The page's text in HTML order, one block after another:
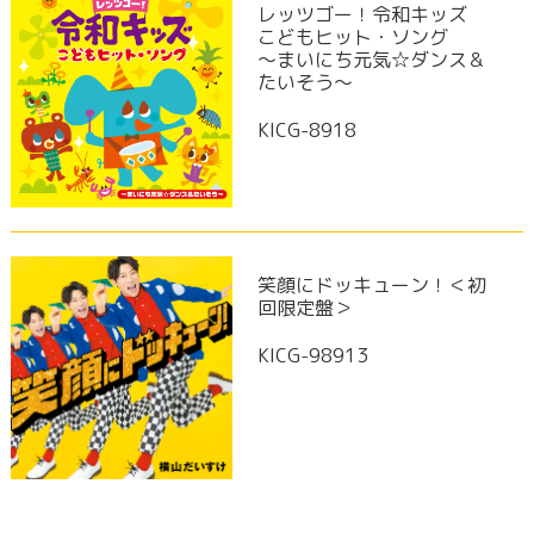
レッツゴー！令和キッズ
こどもヒット・ソング
～まいにち元気☆ダンス＆
たいそう～
KICG-8918
笑顔にドッキューン！＜初
回限定盤＞
KICG-98913